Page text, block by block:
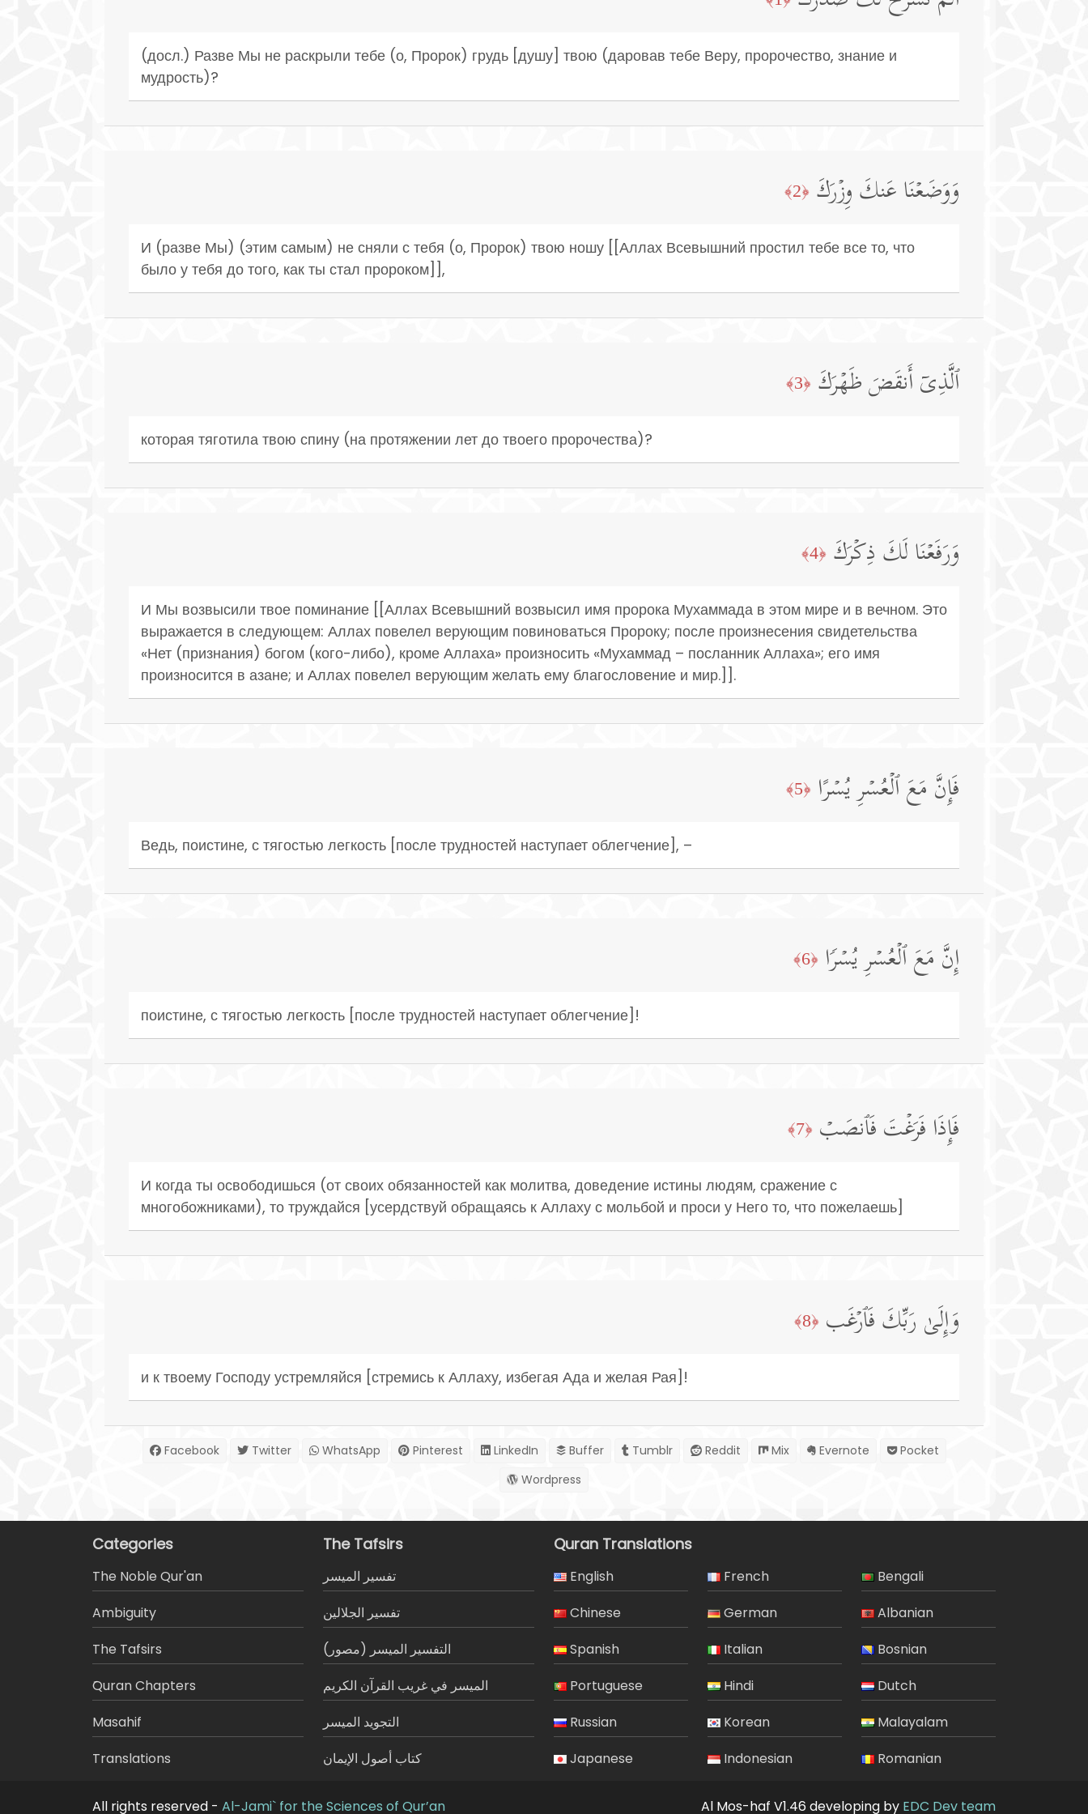
(досл.) Разве Мы не раскрыли тебе (о, Пророк) грудь [душу] твою (даровав тебе Веру, пророчество, знание и
мудрость)?
وَوَضَعۡنَا عَنكَ وِزۡرَكَ ﴿2﴾
И (разве Мы) (этим самым) не сняли с тебя (о, Пророк) твою ношу [[Аллах Всевышний простил тебе все то, что
было у тебя до того, как ты стал пророком]],
ٱلَّذِیۤ أَنقَضَ ظَهۡرَكَ ﴿3﴾
которая тяготила твою спину (на протяжении лет до твоего пророчества)?
وَرَفَعۡنَا لَكَ ذِكۡرَكَ ﴿4﴾
И Мы возвысили твое поминание [[Аллах Всевышний возвысил имя пророка Мухаммада в этом мире и в вечном. Это
выражается в следующем: Аллах повелел верующим повиноваться Пророку; после произнесения свидетельства
«Нет (признания) богом (кого-либо), кроме Аллаха» произносить «Мухаммад – посланник Аллаха»; его имя
произносится в азане; и Аллах повелел верующим желать ему благословение и мир.]].
فَإِنَّ مَعَ ٱلۡعُسۡرِ یُسۡرًا ﴿5﴾
Ведь, поистине, с тягостью легкость [после трудностей наступает облегчение], –
إِنَّ مَعَ ٱلۡعُسۡرِ یُسۡرࣰا ﴿6﴾
поистине, с тягостью легкость [после трудностей наступает облегчение]!
فَإِذَا فَرَغۡتَ فَٱنصَبۡ ﴿7﴾
И когда ты освободишься (от своих обязанностей как молитва, доведение истины людям, сражение с
многобожниками), то труждайся [усердствуй обращаясь к Аллаху с мольбой и проси у Него то, что пожелаешь]
وَإِلَىٰ رَبِّكَ فَٱرۡغَب ﴿8﴾
и к твоему Господу устремляйся [стремись к Аллаху, избегая Ада и желая Рая]!
Facebook Twitter WhatsApp Pinterest LinkedIn Buffer Tumblr Reddit Mix Evernote
Pocket
Wordpress
Categories
The Noble Qur'an
Ambiguity
The Tafsirs
َQuran Chapters
Masahif
Translations
The Tafsirs
تفسير المیسر
تفسير الجلالين
التفسير الميسر (مصور)
الميسر في غريب القرآن الكريم
التجويد الميسر
كتاب أصول الإيمان
Quran Translations
English
Chinese
Spanish
Portuguese
Russian
Japanese
French
German
Italian
Hindi
Korean
Indonesian
Bengali
Albanian
Bosnian
Dutch
Malayalam
Romanian
Al Mos-haf V1.46 developing by EDC Dev team
All rights reserved - Al-Jami` for the Sciences of Qur’an